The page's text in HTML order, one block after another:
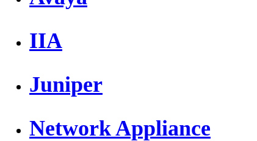
IIA
Juniper
Network Appliance